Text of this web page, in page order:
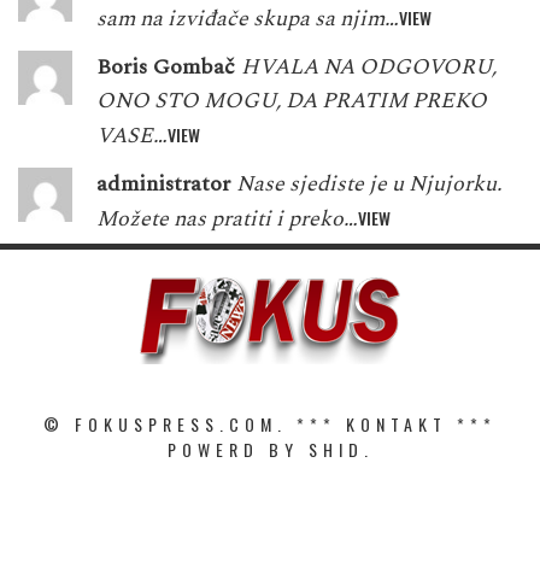
sam na izviđače skupa sa njim…VIEW
Boris Gombač HVALA NA ODGOVORU,
ONO STO MOGU, DA PRATIM PREKO
VASE…VIEW
administrator Nase sjediste je u Njujorku.
Možete nas pratiti i preko…VIEW
© FOKUSPRESS.COM. *** KONTAKT
***
POWERD BY SHID.